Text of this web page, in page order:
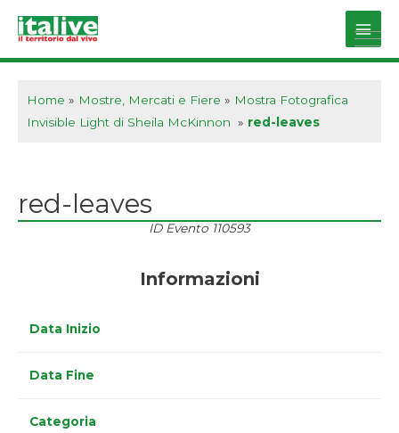
Main
Home » Mostre, Mercati e Fiere » Mostra Fotografica
Invisible Light di Sheila McKinnon » red-leaves
red-leaves
ID Evento 110593
Informazioni
Data Inizio
Data Fine
Categoria